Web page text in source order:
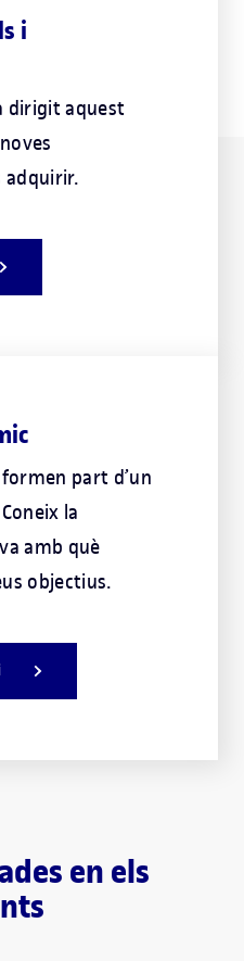
i
dirigit aquest
adquirir.
part d’un
la
amb què
objectius.
en els